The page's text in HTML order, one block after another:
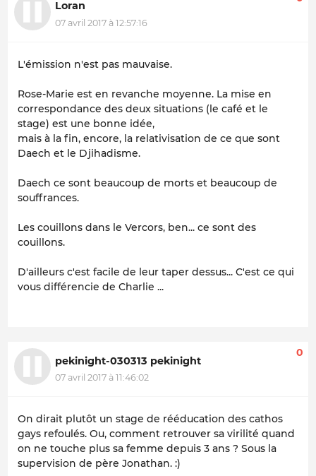
Loran
07 avril 2017 à 12:57:16
L'émission n'est pas mauvaise.
Rose-Marie est en revanche moyenne. La mise en
correspondance des deux situations (le café et le
stage) est une bonne idée,
mais à la fin, encore, la relativisation de ce que sont
Daech et le Djihadisme.
Daech ce sont beaucoup de morts et beaucoup de
souffrances.
Les couillons dans le Vercors, ben... ce sont des
couillons.
D'ailleurs c'est facile de leur taper dessus... C'est ce qui
vous différencie de Charlie ...
pekinight-030313 pekinight
07 avril 2017 à 11:46:02
0
On dirait plutôt un stage de rééducation des cathos
gays refoulés. Ou, comment retrouver sa virilité quand
on ne touche plus sa femme depuis 3 ans ? Sous la
supervision de père Jonathan. :)